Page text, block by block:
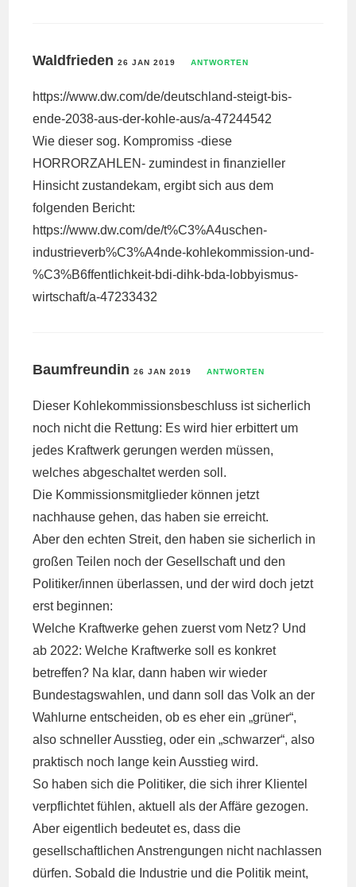
Waldfrieden26 JAN 2019 ANTWORTEN
https://www.dw.com/de/deutschland-steigt-bis-
ende-2038-aus-der-kohle-aus/a-47244542
Wie dieser sog. Kompromiss -diese
HORRORZAHLEN- zumindest in finanzieller
Hinsicht zustandekam, ergibt sich aus dem
folgenden Bericht:
https://www.dw.com/de/t%C3%A4uschen-
industrieverb%C3%A4nde-kohlekommission-und-
%C3%B6ffentlichkeit-bdi-dihk-bda-lobbyismus-
wirtschaft/a-47233432
Baumfreundin26 JAN 2019 ANTWORTEN
Dieser Kohlekommissionsbeschluss ist sicherlich
noch nicht die Rettung: Es wird hier erbittert um
jedes Kraftwerk gerungen werden müssen,
welches abgeschaltet werden soll.
Die Kommissionsmitglieder können jetzt
nachhause gehen, das haben sie erreicht.
Aber den echten Streit, den haben sie sicherlich in
großen Teilen noch der Gesellschaft und den
Politiker/innen überlassen, und der wird doch jetzt
erst beginnen:
Welche Kraftwerke gehen zuerst vom Netz? Und
ab 2022: Welche Kraftwerke soll es konkret
betreffen? Na klar, dann haben wir wieder
Bundestagswahlen, und dann soll das Volk an der
Wahlurne entscheiden, ob es eher ein „grüner“,
also schneller Ausstieg, oder ein „schwarzer“, also
praktisch noch lange kein Ausstieg wird.
So haben sich die Politiker, die sich ihrer Klientel
verpflichtet fühlen, aktuell als der Affäre gezogen.
Aber eigentlich bedeutet es, dass die
gesellschaftlichen Anstrengungen nicht nachlassen
dürfen. Sobald die Industrie und die Politik meint,